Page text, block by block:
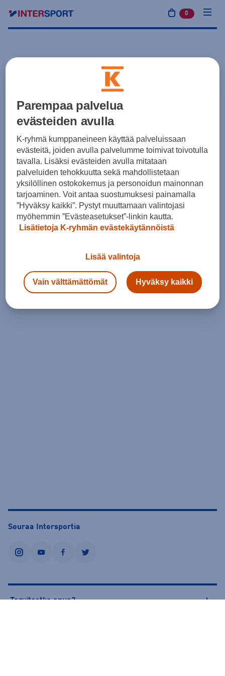
0 tuotetta
Seuraa Intersportia
instagramyoutubefacebooktwitter
Tarvitsetko apua?
Parempaa palvelua
evästeiden avulla
K-ryhmä kumppaneineen käyttää palveluissaan
evästeitä, joiden avulla palvelumme toimivat toivotulla
tavalla. Lisäksi evästeiden avulla mitataan
palveluiden tehokkuutta sekä mahdollistetaan
yksilöllinen ostokokemus ja personoidun mainonnan
tarjoaminen. Voit antaa suostumuksesi painamalla
”Hyväksy kaikki”. Pystyt muuttamaan valintojasi
myöhemmin ”Evästeasetukset”-linkin kautta.
Lisätietoja K-ryhmän evästekäytännöistä
Lisää valintoja
Vain välttämättömät Hyväksy kaikki